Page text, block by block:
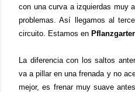
con una curva a izquierdas muy
problemas. Así llegamos al
circuito. Estamos en
La diferencia con los saltos
va a pillar en una frenada y no
mejor, es frenar muy suave